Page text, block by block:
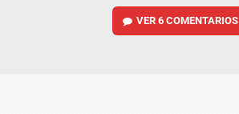
VER6 COMENTARIOS